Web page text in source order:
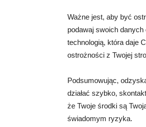
Ważne jest, aby być
podawaj swoich
technologią, która daje
ostrożności z Twojej
Podsumowując,
działać szybko,
że Twoje środki są
świadomym ryzyka.